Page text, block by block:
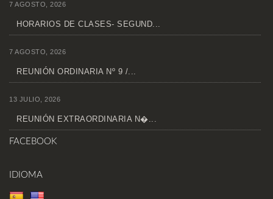
7 AGOSTO, 2026
HORARIOS DE CLASES- SEGUND...
7 AGOSTO, 2026
REUNIÓN ORDINARIA Nº 9 /...
13 JULIO, 2026
REUNIÓN EXTRAORDINARIA N�...
FACEBOOK
IDIOMA